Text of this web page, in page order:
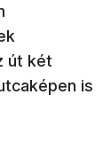
út két
is